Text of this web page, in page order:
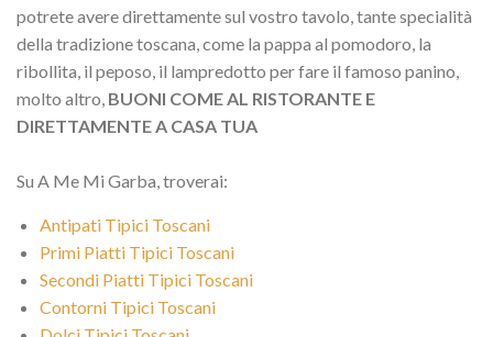
potrete avere direttamente sul vostro tavolo, tante specialità
della tradizione toscana, come la pappa al pomodoro, la
ribollita, il peposo, il lampredotto per fare il famoso panino,
molto altro, BUONI COME AL RISTORANTE E
DIRETTAMENTE A CASA TUA
Su A Me Mi Garba, troverai:
Antipati Tipici Toscani
Primi Piatti Tipici Toscani
Secondi Piatti Tipici Toscani
Contorni Tipici Toscani